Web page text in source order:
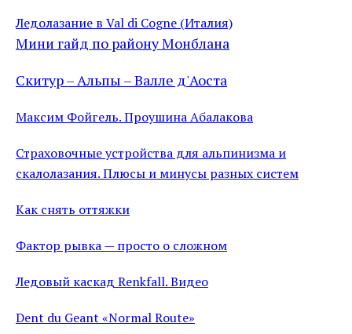
Ледолазание в Val di Cogne (Италия)
Мини гайд по району Монблана
Скитур – Альпы – Валле д'Аоста
Максим Фойгель. Проушина Абалакова
Страховочные устройства для альпинизма и
скалолазания. Плюсы и минусы разных систем
Как снять оттяжки
Фактор рывка — просто о сложном
Ледовый каскад Renkfall. Видео
Dent du Geant «Normal Route»